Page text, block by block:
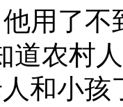
用了不
道农村
和小孩